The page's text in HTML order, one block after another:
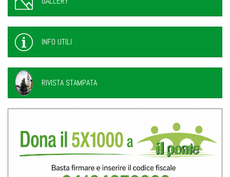
INFO UTILI
RIVISTA STAMPATA